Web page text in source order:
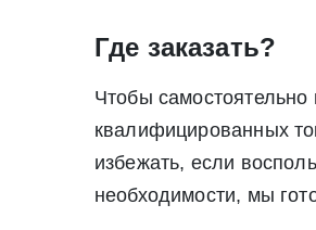
Где заказать?
Чтобы самостоятельно
квалифицированных
избежать, если
необходимости, мы